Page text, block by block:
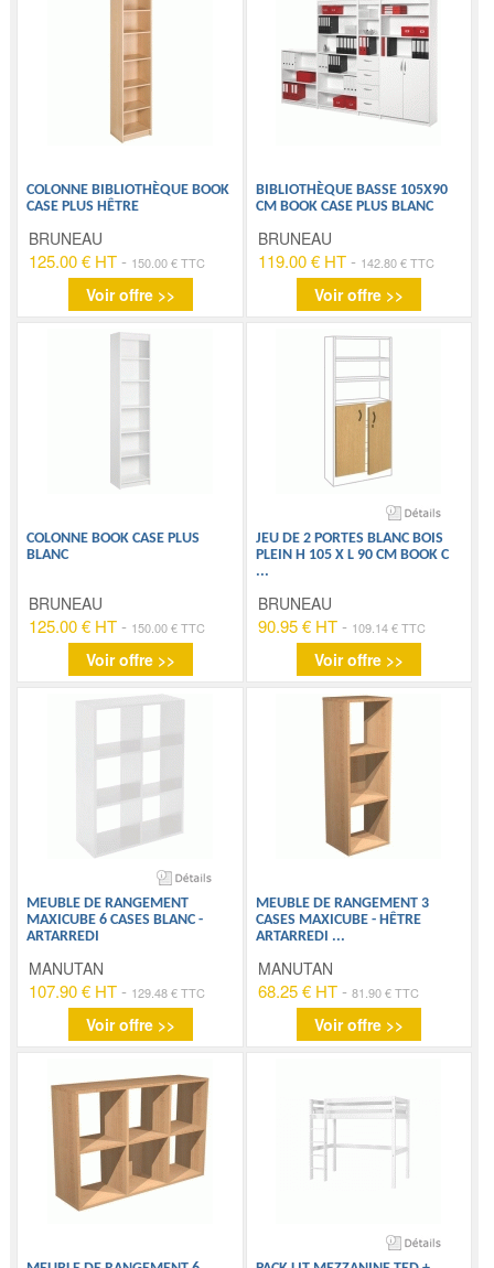
COLONNE BIBLIOTHÈQUE BOOK
CASE PLUS HÊTRE
BRUNEAU
125.00 € HT - 150.00 € TTC
Voir offre >>
BIBLIOTHÈQUE BASSE 105X90
CM BOOK CASE PLUS BLANC
BRUNEAU
119.00 € HT- 142.80 € TTC
Voir offre >>
COLONNE BOOK CASE PLUS
BLANC
BRUNEAU
125.00 € HT - 150.00 € TTC
Voir offre >>
JEU DE 2 PORTES BLANC BOIS
PLEIN H 105 X L 90 CM BOOK C
...
BRUNEAU
90.95 € HT- 109.14 € TTC
Voir offre >>
MEUBLE DE RANGEMENT
MAXICUBE 6 CASES BLANC -
ARTARREDI
MANUTAN
107.90 € HT - 129.48 € TTC
Voir offre >>
MEUBLE DE RANGEMENT 3
CASES MAXICUBE - HÊTRE
ARTARREDI ...
MANUTAN
68.25 € HT- 81.90 € TTC
Voir offre >>